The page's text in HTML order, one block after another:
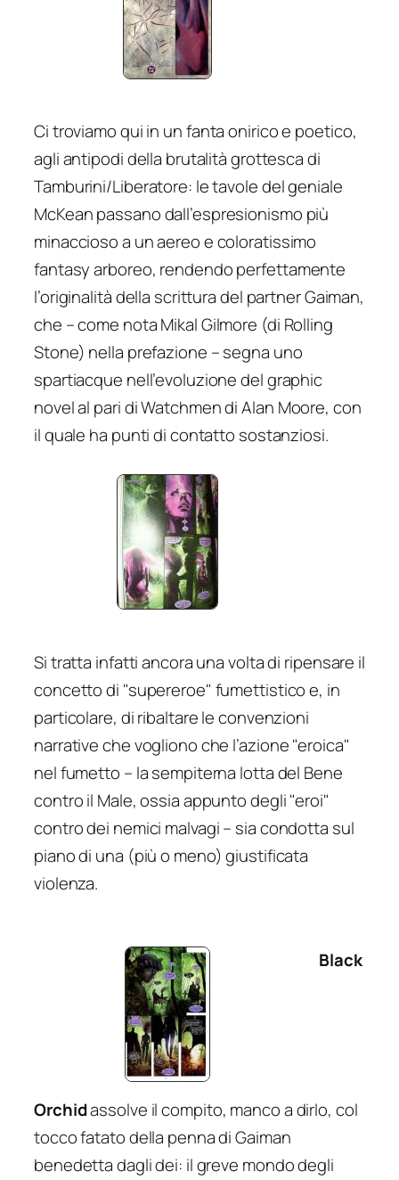
Ci troviamo qui in unfantaonirico e poetico,
agli antipodi della brutalità grottesca di
Tamburini/Liberatore: le tavole del geniale
McKean passano dall’espresionismo più
minaccioso a un aereo e coloratissimo
fantasyarboreo, rendendo perfettamente
l’originalità della scrittura del partner Gaiman,
che – come nota Mikal Gilmore (di Rolling
Stone) nella prefazione – segna uno
spartiacque nell’evoluzione del graphic
novel al pari diWatchmendi Alan Moore, con
il quale ha punti di contatto sostanziosi.
Si tratta infatti ancora una volta di ripensare il
concetto di "supereroe" fumettistico e, in
particolare, di ribaltare le convenzioni
narrative che vogliono che l’azione "eroica"
nel fumetto – la sempiterna lotta del Bene
contro il Male, ossia appunto degli "eroi"
contro dei nemici malvagi – sia condotta sul
piano di una (più o meno) giustificata
violenza.
Black
Orchidassolve il compito, manco a dirlo, col
tocco fatato della penna di Gaiman
benedetta dagli dei: il greve mondo degli